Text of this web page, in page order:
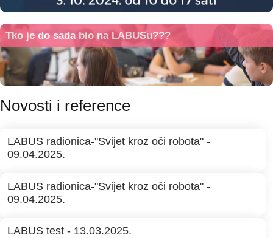
Tko je do sada bio na LABUSu???
Novosti i reference
LABUS radionica-"Svijet kroz oči robota" -
09.04.2025.
LABUS radionica-"Svijet kroz oči robota" -
09.04.2025.
LABUS test - 13.03.2025.